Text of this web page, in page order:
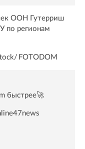
ООН Гутерриш
по регионам
FOTODOM
быстрее🚀